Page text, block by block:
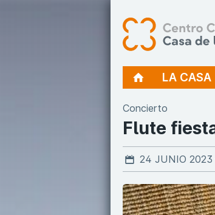
LA CASA
Concierto
Flute
24 JUNIO